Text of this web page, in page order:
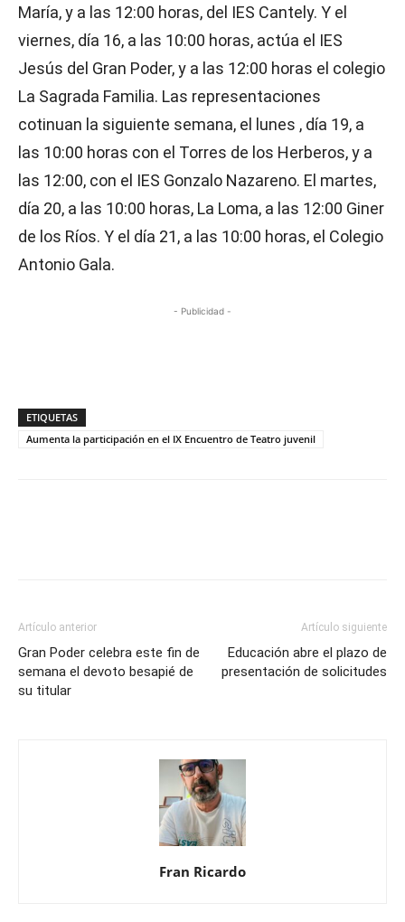
María, y a las 12:00 horas, del IES Cantely. Y el
viernes, día 16, a las 10:00 horas, actúa el IES
Jesús del Gran Poder, y a las 12:00 horas el colegio
La Sagrada Familia. Las representaciones
cotinuan la siguiente semana, el lunes , día 19, a
las 10:00 horas con el Torres de los Herberos, y a
las 12:00, con el IES Gonzalo Nazareno. El martes,
día 20, a las 10:00 horas, La Loma, a las 12:00 Giner
de los Ríos. Y el día 21, a las 10:00 horas, el Colegio
Antonio Gala.
- Publicidad -
ETIQUETAS
Aumenta la participación en el IX Encuentro de Teatro juvenil
Artículo anterior
Gran Poder celebra este fin de
semana el devoto besapié de
su titular
Artículo siguiente
Educación abre el plazo de
presentación de solicitudes
Fran Ricardo